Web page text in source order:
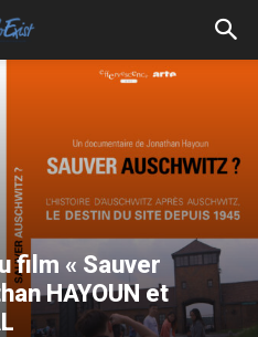
film « Sauver
HAYOUN et